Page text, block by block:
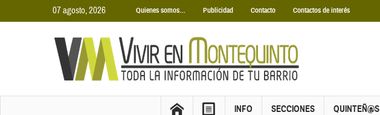
07 agosto, 2026 Quienes somos… Publicidad Contacto Contactos de interés
INFO SECCIONES QUINTEÑ@S